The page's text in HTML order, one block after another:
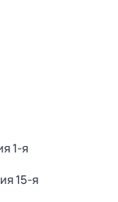
1-я
15-я